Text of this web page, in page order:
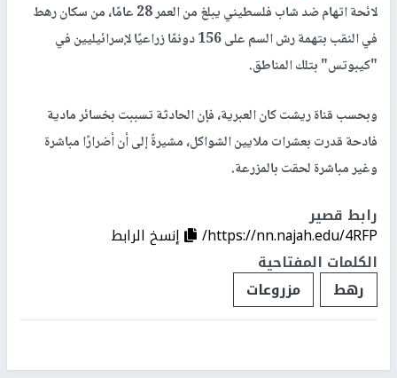
لائحة اتهام ضد شاب فلسطيني يبلغ من العمر 28 عامًا، من سكان رهط
في النقب بتهمة رش السم على 156 دونمًا زراعيًا لإسرائيليين في
"كيبوتس" بتلك المناطق.
وبحسب قناة ريشت كان العبرية، فإن الحادثة تسببت بخسائر مادية
فادحة قدرت بعشرات ملايين الشواكل، مشيرةً إلى أن أضرارًا مباشرة
وغير مباشرة لحقت بالمزرعة.
رابط قصير
https://nn.najah.edu/4RFP/
إنسخ الرابط
الكلمات المفتاحية
رهط
مزروعات